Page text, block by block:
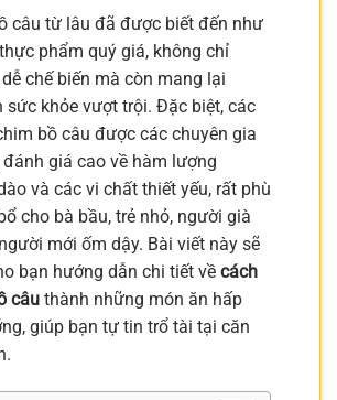
câu từ lâu đã được biết đến như
phẩm quý giá, không chỉ
chế biến mà còn mang lại
sức khỏe vượt trội. Đặc biệt, các
bồ câu được các chuyên gia
giá cao về hàm lượng
và các vi chất thiết yếu, rất phù
cho bà bầu, trẻ nhỏ, người già
mới ốm dậy. Bài viết này sẽ
bạn hướng dẫn chi tiết về cách
câu thành những món ăn hấp
giúp bạn tự tin trổ tài tại căn